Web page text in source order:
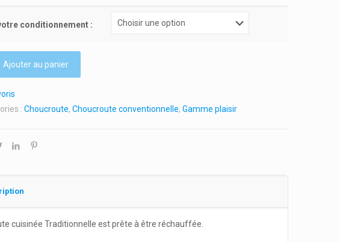
conditionnement :
Ajouter au panier
: Choucroute, Choucroute conventionnelle, Gamme plaisir
cuisinée Traditionnelle est prête à être réchauffée.